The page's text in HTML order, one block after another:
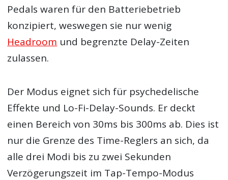
Pedals waren für den Batteriebetrieb
konzipiert, weswegen sie nur wenig
Headroom und begrenzte Delay-Zeiten
zulassen.
Der Modus eignet sich für psychedelische
Effekte und Lo-Fi-Delay-Sounds. Er deckt
einen Bereich von 30ms bis 300ms ab. Dies ist
nur die Grenze des Time-Reglers an sich, da
alle drei Modi bis zu zwei Sekunden
Verzögerungszeit im Tap-Tempo-Modus